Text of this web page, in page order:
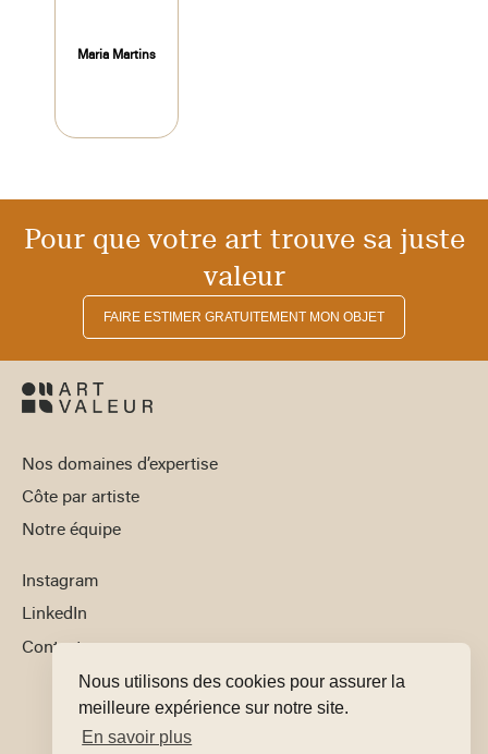
Nous utilisons des cookies pour assurer la
meilleure expérience sur notre site.
En savoir plus
Maria Martins
Pour que votre art trouve sa juste
valeur
FAIRE ESTIMER GRATUITEMENT MON OBJET
Nos domaines d’expertise
Côte par artiste
Notre équipe
Instagram
LinkedIn
Contact